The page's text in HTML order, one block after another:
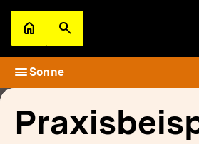
Zum Hauptinhalt springen
homeZur Startseite
searchSuche öffnen
menuSonne